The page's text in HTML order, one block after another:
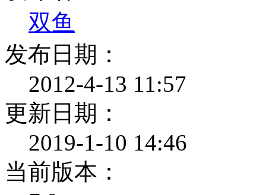
双鱼
发布日期：
2012-4-13 11:57
更新日期：
2019-1-10 14:46
当前版本：